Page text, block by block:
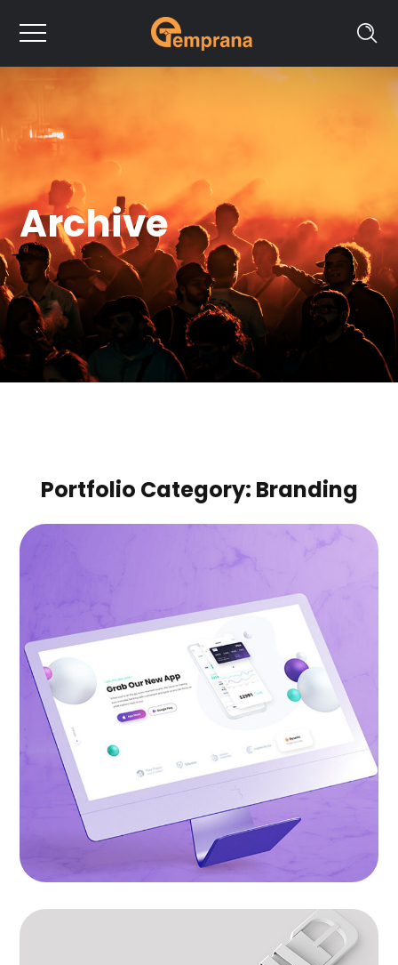
Archive
Portfolio Category: Branding
Fall in love with apps
BRANDING LANDINGS